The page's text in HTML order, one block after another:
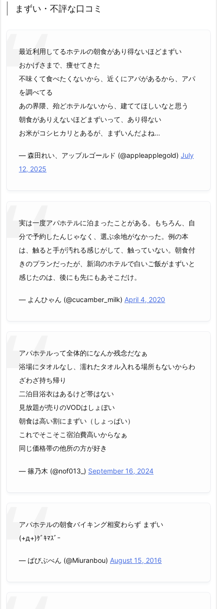
まずい・不評な口コミ
最近利用してるホテルの朝食があり得ないほどまずい
おかげさまで、痩せてきた
不味くて食べたくないから、近くにアパがあるから、アパ
を調べてる
あの界隈、殆どホテルないから、建ててほしいなと思う
朝食がありえないほどまずいって、あり得ない
お米がコシヒカリとあるが、まずいんだよね…
— 森田れい、アップルゴールド (@appleapplegold) July
12, 2025
実は一度アパホテルに泊まったことがある。もちろん、自
分で予約したんじゃなく、選ぶ余地がなかった。例の本
は、触ると手が汚れる感じがして、触っていない。朝食付
きのプランだったが、新潟のホテルで白いご飯がまずいと
感じたのは、後にも先にもあそこだけ。
— よんひゃん (@cucamber_milk) April 4, 2020
アパホテルって全体的になんか残念だなぁ
浴場にタオルなし、濡れたタオル入れる場所もないからわ
ざわざ持ち帰り
二泊目浴衣はあるけど帯はない
見放題が売りのVODはしょぼい
朝食は高い割にまずい（しょっぱい）
これでそこそこ宿泊費高いからなぁ
同じ価格帯の他所の方が好き
— 篠乃木 (@nof013_) September 16, 2024
アパホテルの朝食バイキング相変わらず まずい
(+д+)ｹﾞｷﾏｽﾞｰ
— ばびぶべん (@Miuranbou) August 15, 2016